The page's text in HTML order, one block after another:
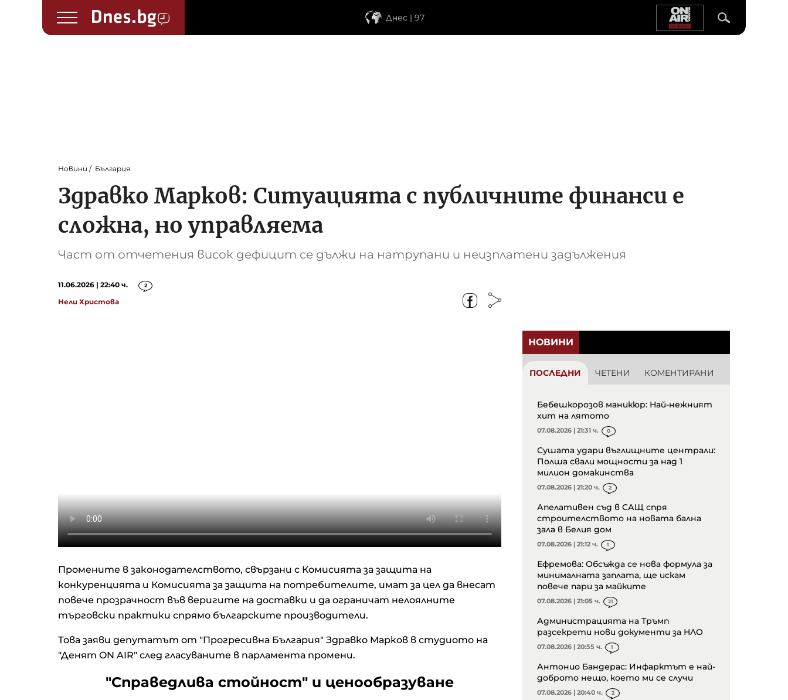
Днес | 97
Новини България
Здравко Марков: Ситуацията с публичните финанси е
сложна, но управляема
Част от отчетения висок дефицит се дължи на натрупани и неизплатени задължения
11.06.2026 | 22:40 ч. 2
Нели Христова
Промените в законодателството, свързани с Комисията за защита на
конкуренцията и Комисията за защита на потребителите, имат за цел да внесат
повече прозрачност във веригите на доставки и да ограничат нелоялните
търговски практики спрямо българските производители.
Това заяви депутатът от "Прогресивна България" Здравко Марков в студиото на
"Денят ON AIR" след гласуваните в парламента промени.
"Справедлива стойност" и ценообразуване
НОВИНИ
ПОСЛЕДНИ ЧЕТЕНИ КОМЕНТИРАНИ
Бебешкорозов маникюр: Най-нежният
хит на лятото
07.08.2026 | 21:31 ч. 0
Сушата удари въглищните централи:
Полша свали мощности за над 1
милион домакинства
07.08.2026 | 21:20 ч. 2
Апелативен съд в САЩ спря
строителството на новата бална
зала в Белия дом
07.08.2026 | 21:12 ч. 1
Ефремова: Обсъжда се нова формула за
минималната заплата, ще искам
повече пари за майките
07.08.2026 | 21:05 ч. 21
Администрацията на Тръмп
разсекрети нови документи за НЛО
07.08.2026 | 20:55 ч. 1
Антонио Бандерас: Инфарктът е най-
доброто нещо, което ми се случи
07.08.2026 | 20:40 ч. 2